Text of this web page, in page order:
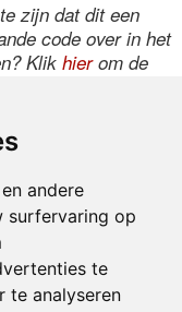
andere
surfervaring op
te
te analyseren
zijn dat dit een
code over in het
Klik hierom de